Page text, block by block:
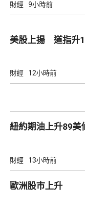
財經 9小時前
美股上揚 道指升
財經 12小時前
紐約期油上升89美
財經 13小時前
歐洲股巿上升